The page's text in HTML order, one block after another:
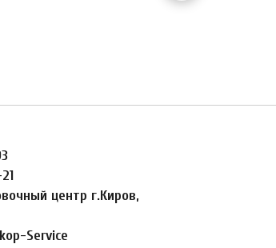
центр г.Киров,
Service